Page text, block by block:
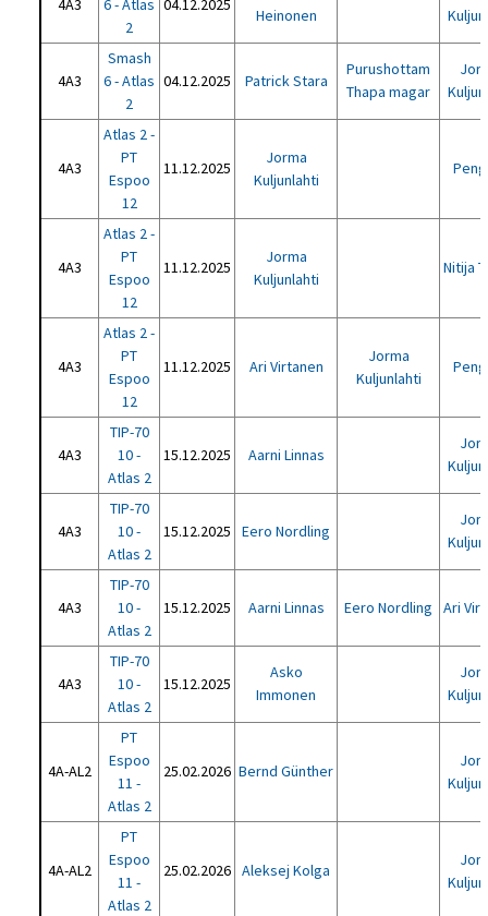
4A3
6 - Atlas
2
04.12.2025
Heinonen
4A3
Smash
6 - Atlas
2
04.12.2025 Patrick Stara
Purushottam
Thapa magar
4A3
Atlas 2 -
PT
Espoo
12
11.12.2025
Jorma
Kuljunlahti
4A3
Atlas 2 -
PT
Espoo
12
11.12.2025
Jorma
Kuljunlahti
Nitija
4A3
Atlas 2 -
PT
Espoo
12
11.12.2025 Ari Virtanen
Jorma
Kuljunlahti
4A3
TIP-70
10 -
Atlas 2
15.12.2025 Aarni Linnas
4A3
TIP-70
10 -
Atlas 2
15.12.2025 Eero Nordling
4A3
TIP-70
10 -
Atlas 2
15.12.2025 Aarni Linnas Eero Nordling Ari
4A3
TIP-70
10 -
Atlas 2
15.12.2025
Asko
Immonen
4A-AL2
PT
Espoo
11 -
Atlas 2
25.02.2026 Bernd Günther
4A-AL2
PT
Espoo
11 -
Atlas 2
25.02.2026 Aleksej Kolga